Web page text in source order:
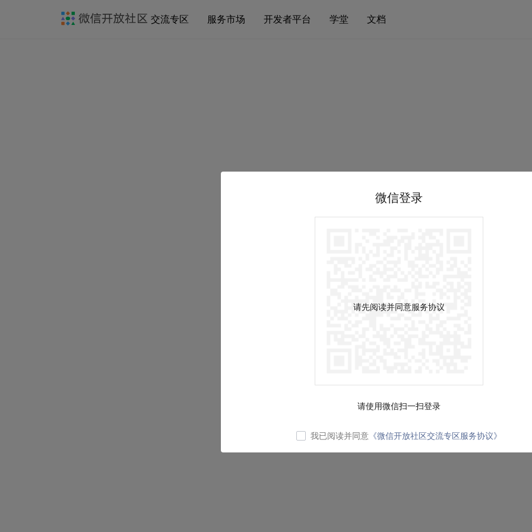
交流专区 服务市场 开发者平台 学堂 文档
微信登录
请先阅读并同意服务协议
请使用微信扫一扫登录
我已阅读并同意 《微信开放社区交流专区服务协议》